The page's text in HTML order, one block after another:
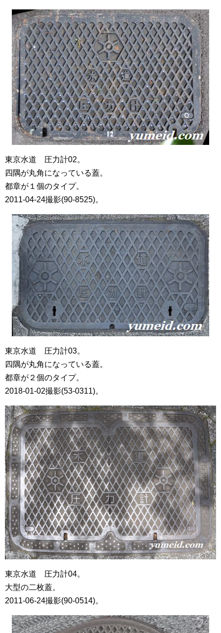
東京水道 圧力計02。
四隅が丸角になっている蓋。
都章が１個のタイプ。
2011-04-24撮影(90-8525)。
東京水道 圧力計03。
四隅が丸角になっている蓋。
都章が２個のタイプ。
2018-01-02撮影(53-0311)。
東京水道 圧力計04。
大型の二枚蓋。
2011-06-24撮影(90-0514)。